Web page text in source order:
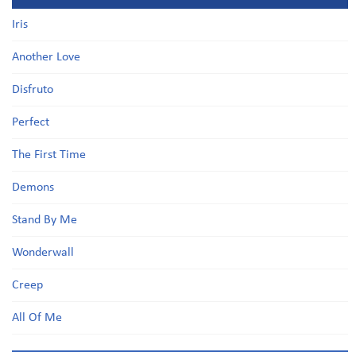
Iris
Another Love
Disfruto
Perfect
The First Time
Demons
Stand By Me
Wonderwall
Creep
All Of Me